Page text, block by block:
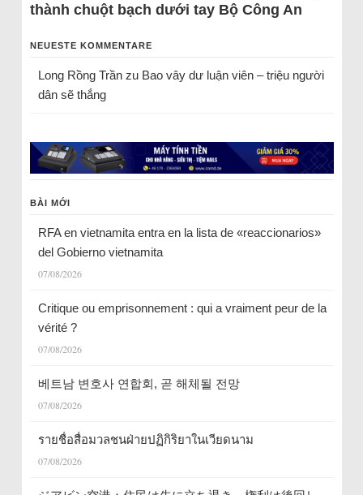
thành chuột bạch dưới tay Bộ Công An
NEUESTE KOMMENTARE
Long Rồng Trầnzu Bao vây dư luận viên – triệu người
dân sẽ thắng
BÀI MỚI
RFA en vietnamita entra en la lista de «reaccionarios»
del Gobierno vietnamita
07/08/2026
Critique ou emprisonnement : qui a vraiment peur de la
vérité ?
07/08/2026
베트남 변호사 연합회, 곧 해체될 전망
07/08/2026
รายชื่อสื่อมวลชนฝ่ายปฏิกิริยาในเวียดนาม
07/08/2026